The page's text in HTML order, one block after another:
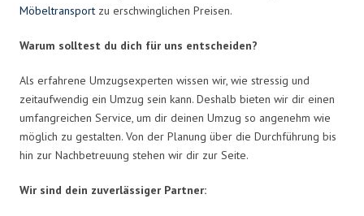
Möbeltransport zu erschwinglichen Preisen.
Warum solltest du dich für uns entscheiden?
Als erfahrene Umzugsexperten wissen wir, wie stressig und
zeitaufwendig ein Umzug sein kann. Deshalb bieten wir dir einen
umfangreichen Service, um dir deinen Umzug so angenehm wie
möglich zu gestalten. Von der Planung über die Durchführung bis
hin zur Nachbetreuung stehen wir dir zur Seite.
Wir sind dein zuverlässiger Partner: